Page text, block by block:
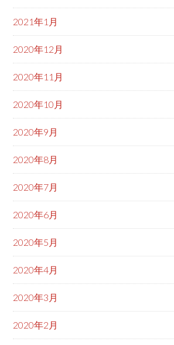
2021年1月
2020年12月
2020年11月
2020年10月
2020年9月
2020年8月
2020年7月
2020年6月
2020年5月
2020年4月
2020年3月
2020年2月